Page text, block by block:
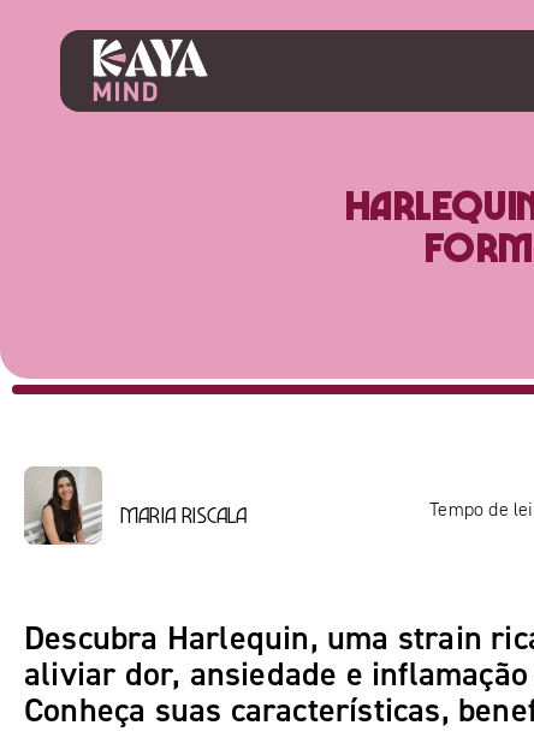
Maria Riscala Tempo de
Descubra Harlequin, uma strain
aliviar dor, ansiedade e
Conheça suas características,